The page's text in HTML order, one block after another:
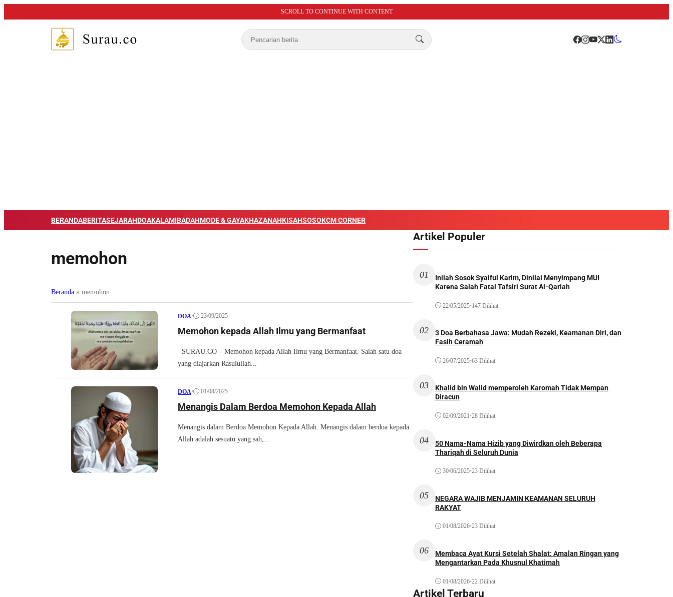
SCROLL TO CONTINUE WITH CONTENT
BERANDABERITASEJARAHDOAKALAMIBADAHMODE & GAYAKHAZANAHKISAHSOSOKCM CORNER
memohon
Beranda » memohon
DOA• 23/09/2025
Memohon kepada Allah Ilmu yang Bermanfaat
SURAU.CO – Memohon kepada Allah Ilmu yang Bermanfaat. Salah satu doa
yang diajarkan Rasulullah...
DOA• 01/08/2025
Menangis Dalam Berdoa Memohon Kepada Allah
Menangis dalam Berdoa Memohon Kepada Allah. Menangis dalam berdoa kepada
Allah adalah sesuatu yang sah,...
Artikel Populer
01
Inilah Sosok Syaiful Karim, Dinilai Menyimpang MUI
Karena Salah Fatal Tafsiri Surat Al-Qariah
22/05/2025•147 Dilihat
02
3 Doa Berbahasa Jawa: Mudah Rezeki, Keamanan Diri, dan
Fasih Ceramah
26/07/2025•63 Dilihat
03
Khalid bin Walid memperoleh Karomah Tidak Mempan
Diracun
02/09/2021•28 Dilihat
04
50 Nama-Nama Hizib yang Diwirdkan oleh Beberapa
Thariqah di Seluruh Dunia
30/06/2025•23 Dilihat
05
NEGARA WAJIB MENJAMIN KEAMANAN SELURUH
RAKYAT
01/08/2026•23 Dilihat
06
Membaca Ayat Kursi Setelah Shalat: Amalan Ringan yang
Mengantarkan Pada Khusnul Khatimah
01/08/2026•22 Dilihat
Artikel Terbaru